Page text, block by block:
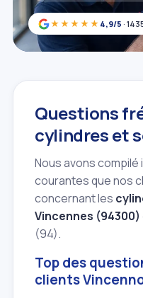
★★★★★ 4,9/5 ·
Questions
cylindres et
Nous avons
courantes que nos
concernant les
Vincennes (94300)
(94).
Top des
clients